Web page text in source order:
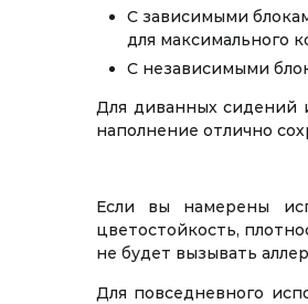
С зависимыми
для максимального
С независимыми
Для диванных сидений
наполнение отлично
Если вы намерены
цветостойкость,
не будет вызывать
Для повседневного